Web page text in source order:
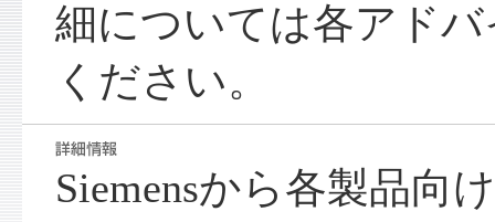
細については各アド
ください。
Siemensから各製品向